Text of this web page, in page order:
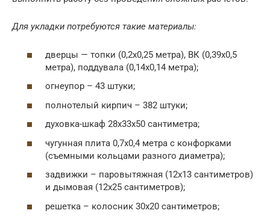
Для укладки потребуются такие материалы:
дверцы — топки (0,2х0,25 метра), ВК (0,39х0,5
метра), поддувала (0,14х0,14 метра);
огнеупор – 43 штуки;
полнотелый кирпич – 382 штуки;
духовка-шкаф 28х33х50 сантиметра;
чугунная плита 0,7х0,4 метра с конфорками
(съемными кольцами разного диаметра);
задвижки – паровытяжная (12х13 сантиметров)
и дымовая (12х25 сантиметров);
решетка – колосник 30х20 сантиметров;